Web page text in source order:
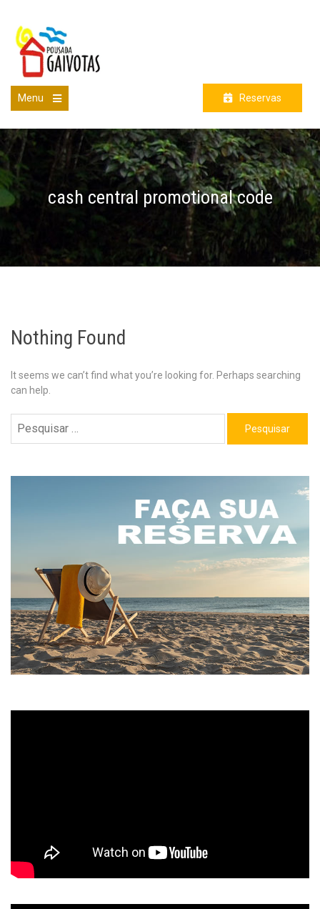
content
Menu
main
Reservas
cash central promotional code
Nothing Found
It seems we can’t find what you’re looking for. Perhaps searching
can help.
por: